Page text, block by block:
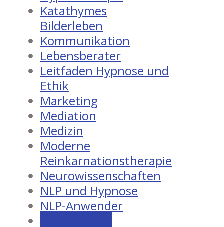
Katathymes
Bilderleben
Kommunikation
Lebensberater
Leitfaden Hypnose und
Ethik
Marketing
Mediation
Medizin
Moderne
Reinkarnationstherapie
Neurowissenschaften
NLP und Hypnose
NLP-Anwender